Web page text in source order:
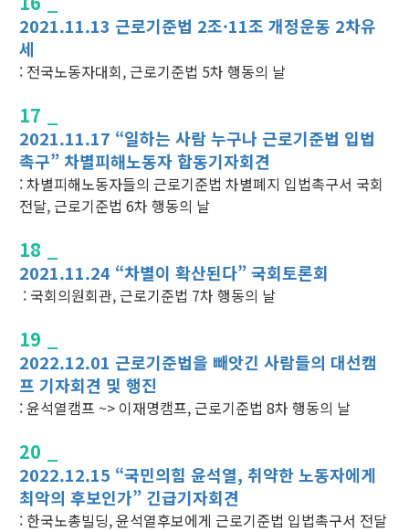
2021.11.13 근로기준법 2조·11조 개정운동 2차유
세
: 전국노동자대회, 근로기준법 5차 행동의 날
17 _
2021.11.17 “일하는 사람 누구나 근로기준법 입법
촉구” 차별피해노동자 합동기자회견
: 차별피해노동자들의 근로기준법 차별폐지 입법촉구서 국회
전달, 근로기준법 6차 행동의 날
18 _
2021.11.24 “차별이 확산된다” 국회토론회
: 국회의원회관, 근로기준법 7차 행동의 날
19 _
2022.12.01 근로기준법을 빼앗긴 사람들의 대선캠
프 기자회견 및 행진
: 윤석열캠프 ~> 이재명캠프, 근로기준법 8차 행동의 날
20 _
2022.12.15 “국민의힘 윤석열, 취약한 노동자에게
최악의 후보인가” 긴급기자회견
: 한국노총빌딩, 윤석열후보에게 근로기준법 입법촉구서 전달